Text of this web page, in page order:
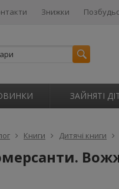
Знижки
ЗАЙНЯТІ
Книги Дитячі книги